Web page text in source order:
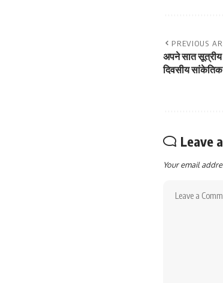
PREVIOUS
अपने सात सूत्रीय
दिवसीय
Leave
Your email